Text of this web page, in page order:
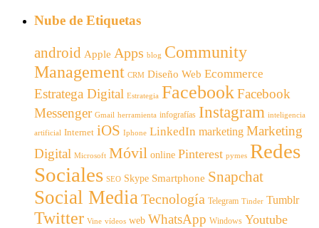
Nube de Etiquetas
android Apple Apps blog Community
Management CRM Diseño Web Ecommerce
Estratega Digital Estrategia FacebookFacebook
Messenger Gmail herramienta infografías Instagram inteligencia
artificial Internet iOS Iphone LinkedIn marketing Marketing
Digital Microsoft Móvil online Pinterest pymes Redes
Sociales SEO Skype Smartphone Snapchat
Social Media Tecnología Telegram Tinder Tumblr
Twitter Vine vídeos web WhatsApp Windows Youtube